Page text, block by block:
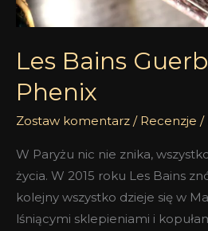
Les Bains
Phenix
Zostaw komentarz / Recenzje /
W Paryżu nic nie znika,
życia. W 2015 roku Les Bains
kolejny wszystko dzieje się w
lśniącymi sklepieniami i